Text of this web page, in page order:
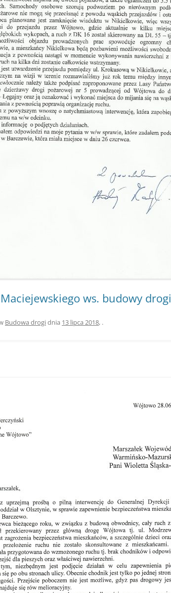
ws. budowy drogi
Budowa drogidnia 13 lipca 2018, .